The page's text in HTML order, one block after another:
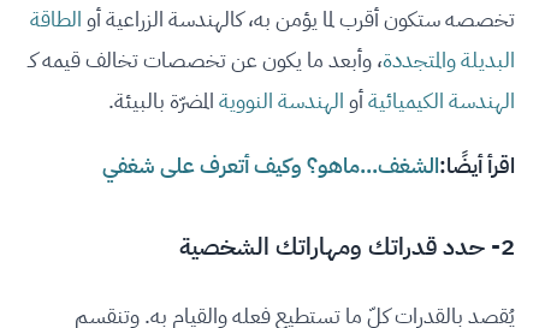
تخصصه ستكون أقرب لما يؤمن به، كالهندسة الزراعية أوالطاقة
البديلة والمتجددة، وأبعد ما يكون عن تخصصات تخالف قيمه كـ
الهندسة الكيميائيةأوالهندسة النوويةالمضرّة بالبيئة.
اقرأ أيضًا:الشغف...ماهو؟ وكيف أتعرف على شغفي
2- حدد قدراتك ومهاراتك الشخصية
يُقصد بالقدرات كلّ ما تستطيع فعله والقيام به. وتنقسم